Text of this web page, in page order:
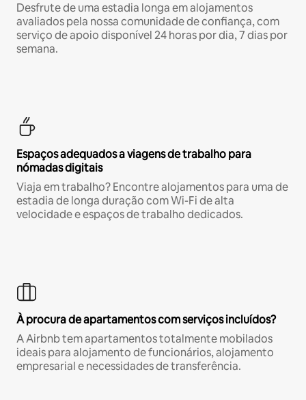
Desfrute de uma estadia longa em alojamentos
avaliados pela nossa comunidade de confiança, com
serviço de apoio disponível 24 horas por dia, 7 dias por
semana.
Espaços adequados a viagens de trabalho para
nómadas digitais
Viaja em trabalho? Encontre alojamentos para uma de
estadia de longa duração com Wi-Fi de alta
velocidade e espaços de trabalho dedicados.
À procura de apartamentos com serviços incluídos?
A Airbnb tem apartamentos totalmente mobilados
ideais para alojamento de funcionários, alojamento
empresarial e necessidades de transferência.